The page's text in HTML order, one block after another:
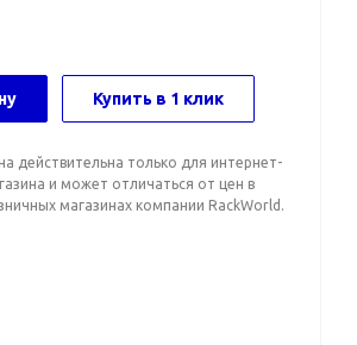
Купить в 1 клик
действительна только для интернет-
и может отличаться от цен в
магазинах компании RackWorld.